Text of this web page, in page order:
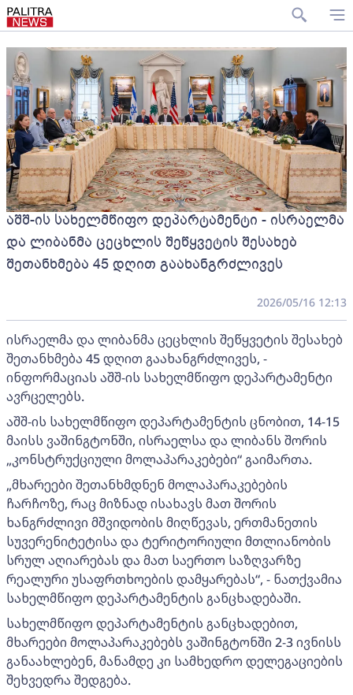
აშშ-ის სახელმწიფო დეპარტამენტი - ისრაელმა
და ლიბანმა ცეცხლის შეწყვეტის შესახებ
შეთანხმება 45 დღით გაახანგრძლივეს
2026/05/16 12:13
ისრაელმა და ლიბანმა ცეცხლის შეწყვეტის შესახებ
შეთანხმება 45 დღით გაახანგრძლივეს, -
ინფორმაციას აშშ-ის სახელმწიფო დეპარტამენტი
ავრცელებს.
აშშ-ის სახელმწიფო დეპარტამენტის ცნობით, 14-15
მაისს ვაშინგტონში, ისრაელსა და ლიბანს შორის
„კონსტრუქციული მოლაპარაკებები“ გაიმართა.
„მხარეები შეთანხმდნენ მოლაპარაკებების
ჩარჩოზე, რაც მიზნად ისახავს მათ შორის
ხანგრძლივი მშვიდობის მიღწევას, ერთმანეთის
სუვერენიტეტისა და ტერიტორიული მთლიანობის
სრულ აღიარებას და მათ საერთო საზღვარზე
რეალური უსაფრთხოების დამყარებას“, - ნათქვამია
სახელმწიფო დეპარტამენტის განცხადებაში.
სახელმწიფო დეპარტამენტის განცხადებით,
მხარეები მოლაპარაკებებს ვაშინგტონში 2-3 ივნისს
განაახლებენ, მანამდე კი სამხედრო დელეგაციების
შეხვედრა შედგება.